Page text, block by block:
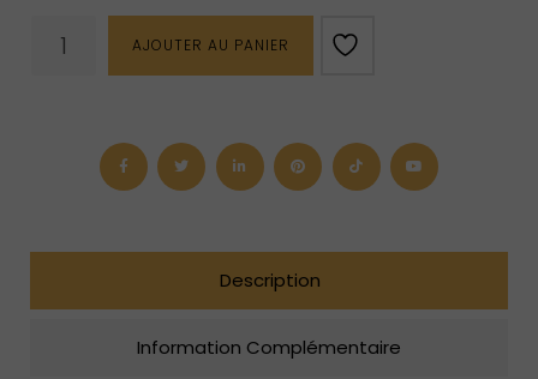
ou
AJOUTER AU PANIER
Description
Information Complémentaire